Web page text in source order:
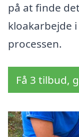
på at finde
kloakarbejde
processen.
Få 3 tilbud,